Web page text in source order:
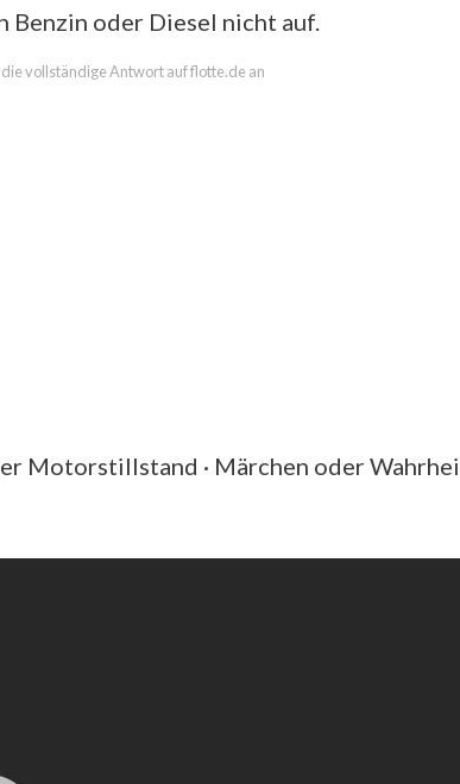
Benzin oder Diesel nicht auf.
die vollständige Antwort auf flotte.de an
Motorstillstand · Märchen oder